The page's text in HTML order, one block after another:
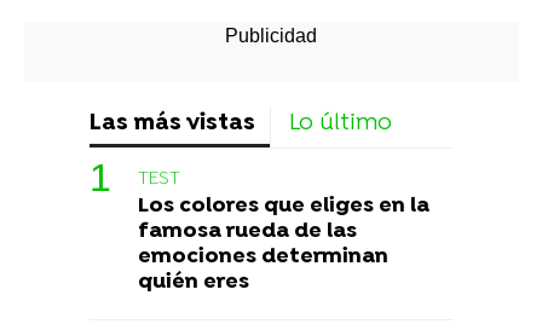
Las más vistas Lo último
TEST
Los colores que eliges en la
famosa rueda de las
emociones determinan
quién eres